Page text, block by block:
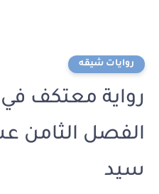
روايات شيقه
رواية معتكف
سيد